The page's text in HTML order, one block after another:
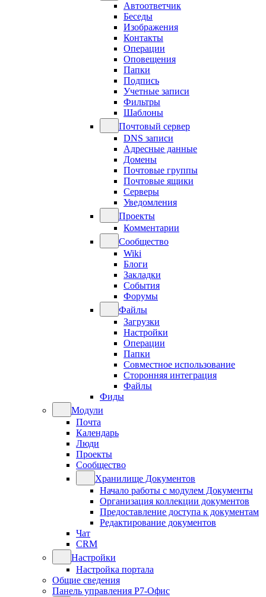
Автоответчик
Беседы
Изображения
Контакты
Операции
Оповещения
Папки
Подпись
Учетные записи
Фильтры
Шаблоны
Почтовый сервер
DNS записи
Адресные данные
Домены
Почтовые группы
Почтовые ящики
Серверы
Уведомления
Проекты
Комментарии
Сообщество
Wiki
Блоги
Закладки
События
Форумы
Файлы
Загрузки
Настройки
Операции
Папки
Совместное использование
Сторонняя интеграция
Файлы
Фиды
Модули
Почта
Календарь
Люди
Проекты
Сообщество
Хранилище Документов
Начало работы с модулем Документы
Организация коллекции документов
Предоставление доступа к документам
Редактирование документов
Чат
CRM
Настройки
Настройка портала
Общие сведения
Панель управления Р7-Офис